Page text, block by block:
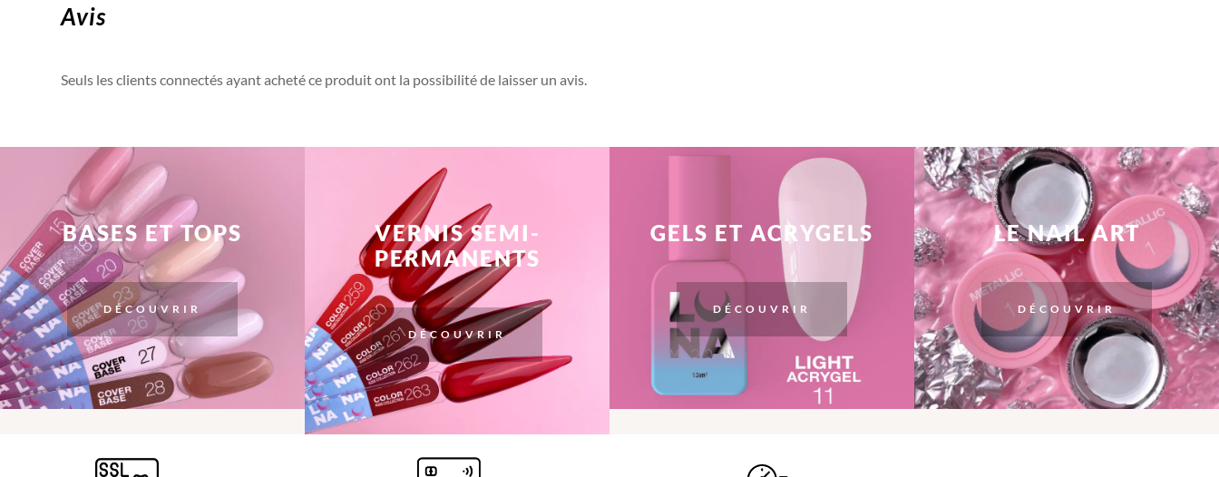
Avis
Seuls les clients connectés ayant acheté ce produit ont la possibilité de laisser un avis.
BASES ET TOPS
DÉCOUVRIR
VERNIS SEMI-
PERMANENTS
DÉCOUVRIR
GELS ET ACRYGELS
DÉCOUVRIR
LE NAIL ART
DÉCOUVRIR